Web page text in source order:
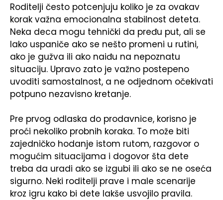
Roditelji često potcenjuju koliko je za ovakav
korak važna emocionalna stabilnost deteta.
Neka deca mogu tehnički da pređu put, ali se
lako uspaniče ako se nešto promeni u rutini,
ako je gužva ili ako naiđu na nepoznatu
situaciju. Upravo zato je važno postepeno
uvoditi samostalnost, a ne odjednom očekivati
potpuno nezavisno kretanje.
Pre prvog odlaska do prodavnice, korisno je
proći nekoliko probnih koraka. To može biti
zajedničko hodanje istom rutom, razgovor o
mogućim situacijama i dogovor šta dete
treba da uradi ako se izgubi ili ako se ne oseća
sigurno. Neki roditelji prave i male scenarije
kroz igru kako bi dete lakše usvojilo pravila.